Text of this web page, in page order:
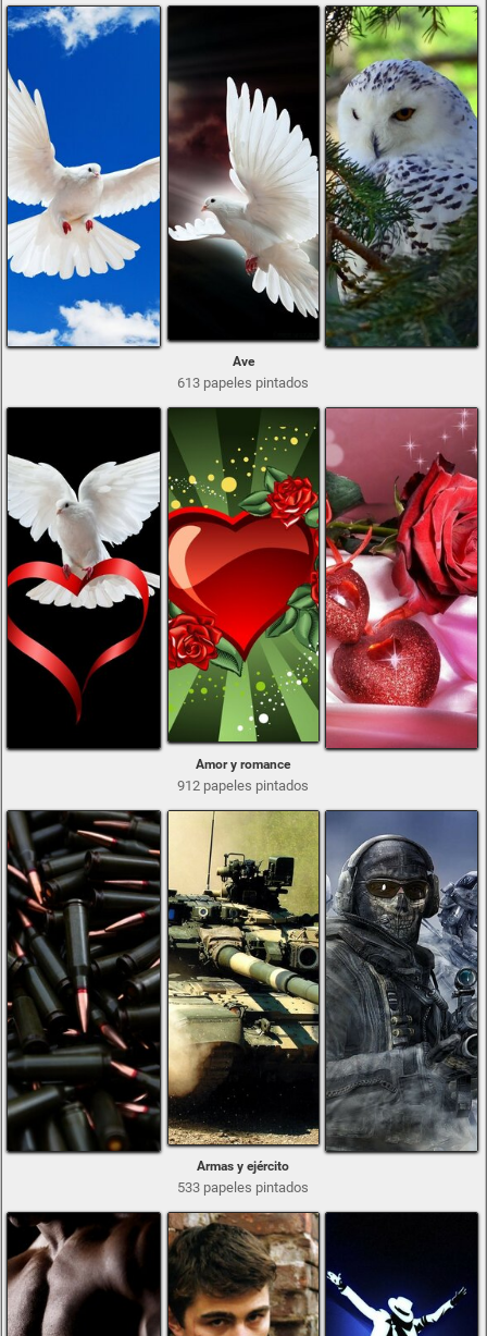
Ave
613 papeles pintados
Amor y romance
912 papeles pintados
Armas y ejército
533 papeles pintados